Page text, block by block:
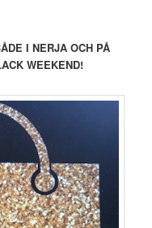
I NERJA OCH PÅ
WEEKEND!